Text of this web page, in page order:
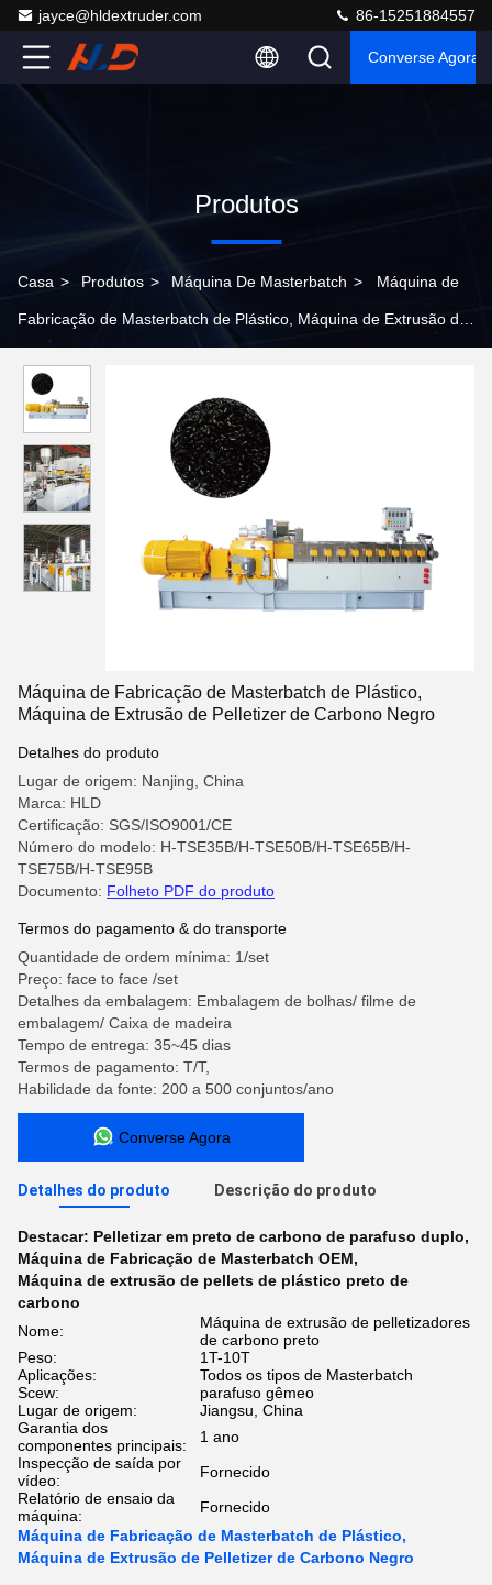
jayce@hldextruder.com 86-15251884557
Converse Agora
Produtos
Casa > Produtos > Máquina De Masterbatch > Máquina de
Fabricação de Masterbatch de Plástico, Máquina de Extrusão de
Máquina de Fabricação de Masterbatch de Plástico,
Máquina de Extrusão de Pelletizer de Carbono Negro
Detalhes do produto
Lugar de origem: Nanjing, China
Marca: HLD
Certificação: SGS/ISO9001/CE
Número do modelo: H-TSE35B/H-TSE50B/H-TSE65B/H-
TSE75B/H-TSE95B
Documento: Folheto PDF do produto
Termos do pagamento & do transporte
Quantidade de ordem mínima: 1/set
Preço: face to face /set
Detalhes da embalagem: Embalagem de bolhas/ filme de
embalagem/ Caixa de madeira
Tempo de entrega: 35~45 dias
Termos de pagamento: T/T,
Habilidade da fonte: 200 a 500 conjuntos/ano
Converse Agora
Detalhes do produto Descrição do produto
Destacar: Pelletizar em preto de carbono de parafuso duplo,
Máquina de Fabricação de Masterbatch OEM,
Máquina de extrusão de pellets de plástico preto de
carbono
Nome:
Máquina de extrusão de pelletizadores
de carbono preto
Peso:
1T-10T
Aplicações:
Todos os tipos de Masterbatch
Scew:
parafuso gêmeo
Lugar de origem:
Jiangsu, China
Garantia dos
componentes principais:
1 ano
Inspecção de saída por
vídeo:
Fornecido
Relatório de ensaio da
máquina:
Fornecido
Máquina de Fabricação de Masterbatch de Plástico,
Máquina de Extrusão de Pelletizer de Carbono Negro